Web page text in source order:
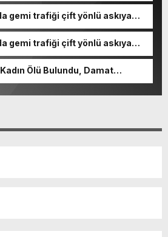
gemi trafiği çift yönlü askıya
gemi trafiği çift yönlü askıya
Ölü Bulundu, Damat